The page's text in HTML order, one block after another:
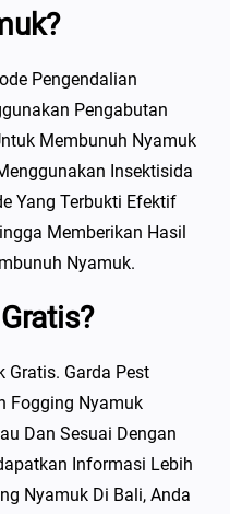
Pengendalian
Pengabutan
Membunuh Nyamuk
Insektisida
Yang Terbukti Efektif
Memberikan Hasil
Nyamuk.
Gratis. Garda Pest
Fogging Nyamuk
Dan Sesuai Dengan
Informasi Lebih
Nyamuk Di Bali, Anda